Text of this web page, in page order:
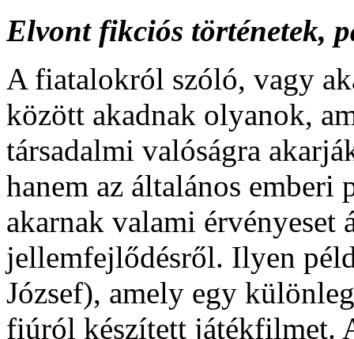
Elvont fikciós történetek,
A fiatalokról szóló, vagy
között akadnak olyanok,
társadalmi valóságra
hanem az általános emberi
akarnak valami
jellemfejlődésről. Ilyen
József), amely egy
fiúról készített játékfilmet.